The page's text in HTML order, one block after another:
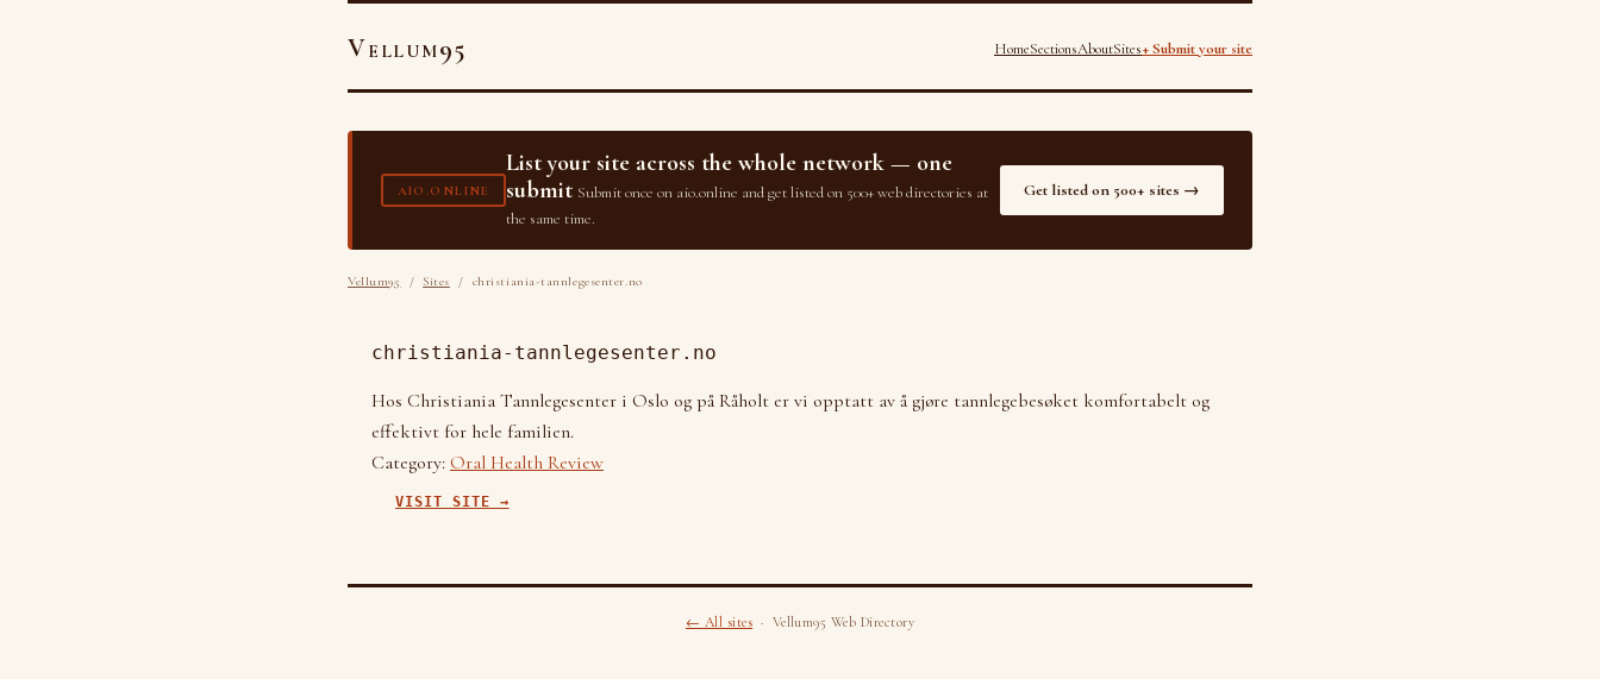
Vellum95 HomeSectionsAboutSites+ Submit your site
AIO.ONLINE
List your site across the whole network — one
submit Submit once on aio.online and get listed on 500+ web directories at
the same time.
Get listed on 500+ sites →
Vellum95 /Sites / christiania-tannlegesenter.no
christiania-tannlegesenter.no
Hos Christiania Tannlegesenter i Oslo og på Råholt er vi opptatt av å gjøre tannlegebesøket komfortabelt og
effektivt for hele familien.
Category: Oral Health Review
VISIT SITE →
← All sites · Vellum95 Web Directory